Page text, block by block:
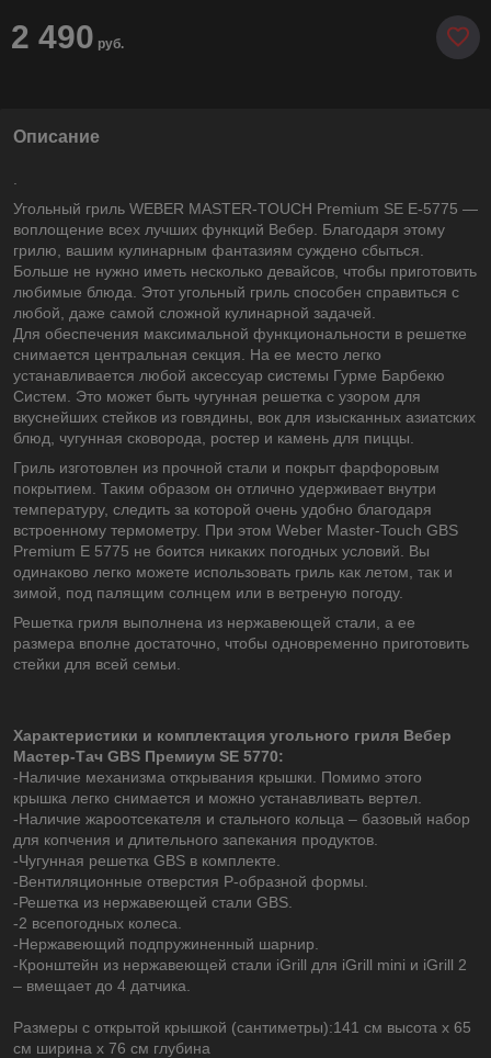
2 490 руб.
Описание
Угольный гриль WEBER MASTER-TOUCH Premium SE E-5775 —
воплощение всех лучших функций Вебер. Благодаря этому
грилю, вашим кулинарным фантазиям суждено сбыться.
Больше не нужно иметь несколько девайсов, чтобы приготовить
любимые блюда. Этот угольный гриль способен справиться с
любой, даже самой сложной кулинарной задачей.
Для обеспечения максимальной функциональности в решетке
снимается центральная секция. На ее место легко
устанавливается любой аксессуар системы Гурме Барбекю
Систем. Это может быть чугунная решетка с узором для
вкуснейших стейков из говядины, вок для изысканных азиатских
блюд, чугунная сковорода, ростер и камень для пиццы.
Гриль изготовлен из прочной стали и покрыт фарфоровым
покрытием. Таким образом он отлично удерживает внутри
температуру, следить за которой очень удобно благодаря
встроенному термометру. При этом Weber Master-Touch GBS
Premium E 5775 не боится никаких погодных условий. Вы
одинаково легко можете использовать гриль как летом, так и
зимой, под палящим солнцем или в ветреную погоду.
Решетка гриля выполнена из нержавеющей стали, а ее
размера вполне достаточно, чтобы одновременно приготовить
стейки для всей семьи.
Характеристики и комплектация угольного гриля Вебер
Мастер-Тач GBS Премиум SE 5770:
-Наличие механизма открывания крышки. Помимо этого
крышка легко снимается и можно устанавливать вертел.
-Наличие жароотсекателя и стального кольца – базовый набор
для копчения и длительного запекания продуктов.
-Чугунная решетка GBS в комплекте.
-Вентиляционные отверстия P-образной формы.
-Решетка из нержавеющей стали GBS.
-2 всепогодных колеса.
-Нержавеющий подпружиненный шарнир.
-Кронштейн из нержавеющей стали iGrill для iGrill mini и iGrill 2
– вмещает до 4 датчика.
Размеры с открытой крышкой (сантиметры):141 см высота x 65
см ширина x 76 см глубина